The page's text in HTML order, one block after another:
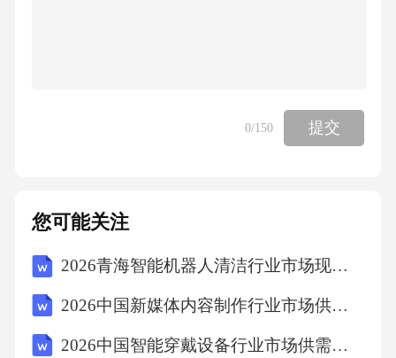
助群众解决问题。文明用语，尊重群众。耐心
0/150 提交
您可能关注
2026青海智能机器人清洁行业市场现状供需分析及投资评估规划分析研究报告
2026中国新媒体内容制作行业市场供需分析及投资评估规划分析研究报告
2026中国智能穿戴设备行业市场供需关系分析与发展趋势测量研究报告